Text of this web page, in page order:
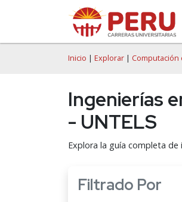
Inicio | Explorar | Computación
Ingenierías
- UNTELS
Explora la guía completa de
Filtrado Por